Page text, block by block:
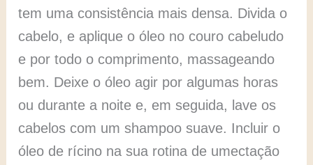
tem uma consistência mais densa. Divida o
cabelo, e aplique o óleo no couro cabeludo
e por todo o comprimento, massageando
bem. Deixe o óleo agir por algumas horas
ou durante a noite e, em seguida, lave os
cabelos com um shampoo suave. Incluir o
óleo de rícino na sua rotina de umectação